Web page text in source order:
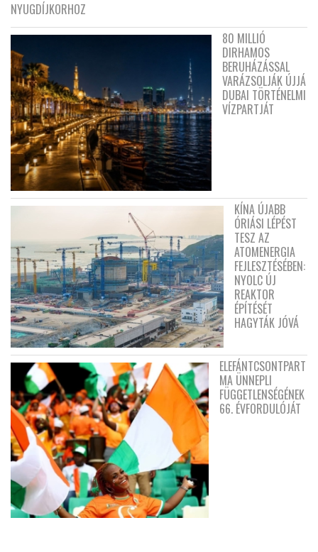
NYUGDÍJKORHOZ
80 MILLIÓ
DIRHAMOS
BERUHÁZÁSSAL
VARÁZSOLJÁK ÚJJÁ
DUBAI TÖRTÉNELMI
VÍZPARTJÁT
KÍNA ÚJABB
ÓRIÁSI LÉPÉST
TESZ AZ
ATOMENERGIA
FEJLESZTÉSÉBEN:
NYOLC ÚJ
REAKTOR
ÉPÍTÉSÉT
HAGYTÁK JÓVÁ
ELEFÁNTCSONTPART
MA ÜNNEPLI
FÜGGETLENSÉGÉNEK
66. ÉVFORDULÓJÁT